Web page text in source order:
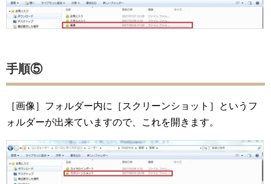
手順⑤
［画像］フォルダー内に［スクリーンショット］というフ
ォルダーが出来ていますので、これを開きます。